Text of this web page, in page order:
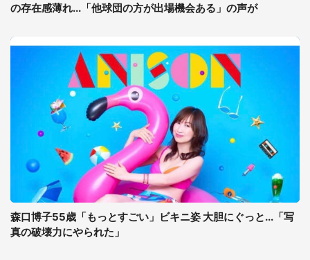
の存在感薄れ...「他球団の方が出場機会ある」の声が
森口博子55歳「もっとすごい」ビキニ姿 大胆にぐっと...「写
真の破壊力にやられた」